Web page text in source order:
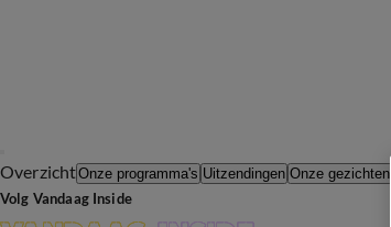
OverzichtOnze programma's Uitzendingen Onze gezichten
Volg Vandaag Inside